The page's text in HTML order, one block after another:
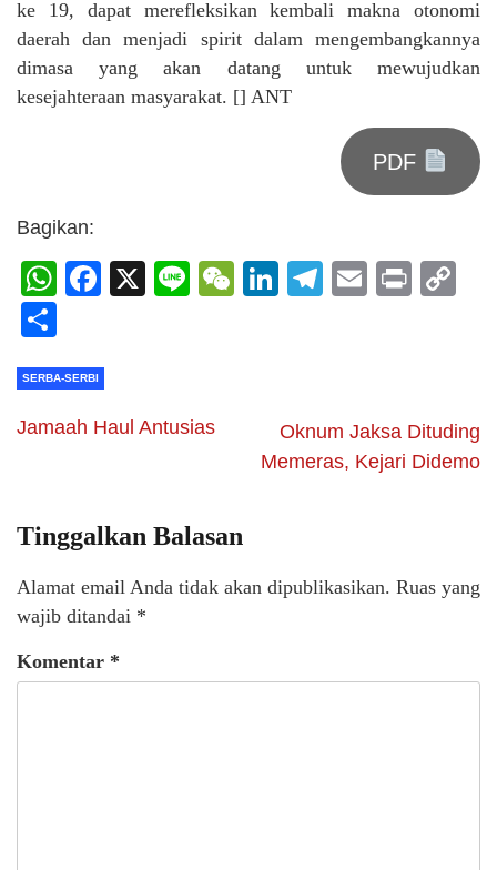
ke 19, dapat merefleksikan kembali makna otonomi
daerah dan menjadi spirit dalam mengembangkannya
dimasa yang akan datang untuk mewujudkan
kesejahteraan masyarakat. [] ANT
PDF
Bagikan:
WhatsApp
Facebook
X LineWeChat
LinkedIn
Telegram
Email
Print
SERBA-SERBI
Jamaah Haul Antusias
Oknum Jaksa Dituding
Memeras, Kejari Didemo
Tinggalkan Balasan
Alamat email Anda tidak akan dipublikasikan. Ruas yang
wajib ditandai *
Komentar *